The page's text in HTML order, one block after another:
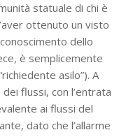
statuale di chi è
ottenuto un visto
dello
è semplicemente
asilo”). A
flussi, con l’entrata
ai flussi del
dato che l’allarme